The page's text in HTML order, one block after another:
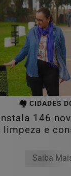
🏘️ CIDADES
146
limpeza e
Saiba